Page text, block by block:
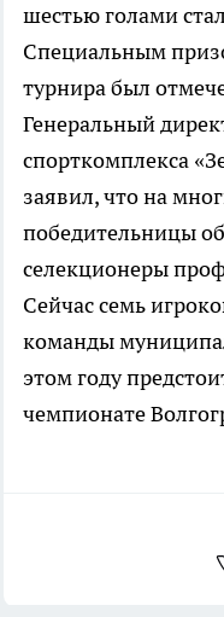
шестью голами
Специальным
турнира был
Генеральный
спорткомплекса
заявил, что на
победительницы
селекционеры
Сейчас семь
команды
этом году
чемпионате